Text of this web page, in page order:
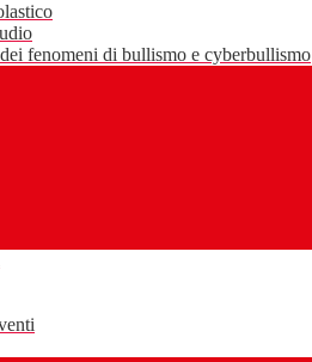
fenomeni di bullismo e cyberbullismo